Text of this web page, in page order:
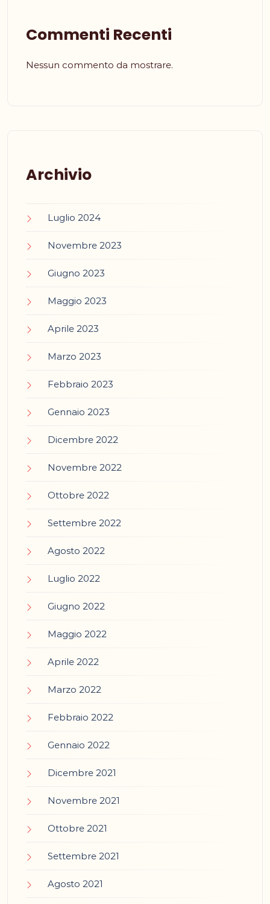
Commenti Recenti
Nessun commento da mostrare.
Archivio
Luglio 2024
Novembre 2023
Giugno 2023
Maggio 2023
Aprile 2023
Marzo 2023
Febbraio 2023
Gennaio 2023
Dicembre 2022
Novembre 2022
Ottobre 2022
Settembre 2022
Agosto 2022
Luglio 2022
Giugno 2022
Maggio 2022
Aprile 2022
Marzo 2022
Febbraio 2022
Gennaio 2022
Dicembre 2021
Novembre 2021
Ottobre 2021
Settembre 2021
Agosto 2021